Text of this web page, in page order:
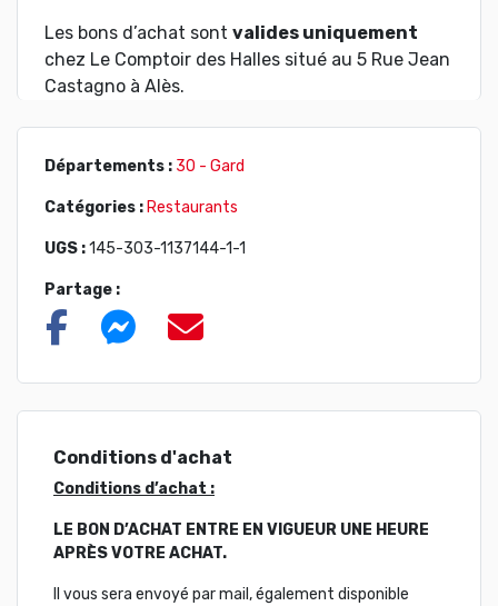
Les bons d’achat sont valides uniquement
chez Le Comptoir des Halles situé au 5 Rue Jean
Castagno à Alès.
Départements : 30 - Gard
Catégories : Restaurants
UGS :145-303-1137144-1-1
Partage :
Conditions d'achat
Conditions d’achat :
LE BON D’ACHAT ENTRE EN VIGUEUR UNE HEURE
APRÈS VOTRE ACHAT.
Il vous sera envoyé par mail, également disponible